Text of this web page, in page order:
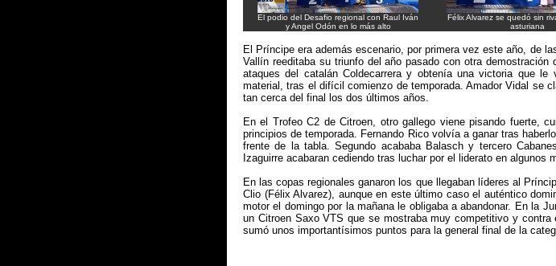
El podio del Desafio regional con Raul Iván
y Angel Odón en lo más alto
Félix Alvarez se quedó sin
asturiana
El Príncipe era además escenario, por primera vez este año, de
Vallín reeditaba su triunfo del año pasado con otra
ataques del catalán Coldecarrera y obtenía una victoria que
material, tras el difícil comienzo de temporada. Amador Vidal se
tan cerca del final los dos últimos años.
En el Trofeo C2 de Citroen, otro gallego viene pisando fuerte,
principios de temporada. Fernando Rico volvía a ganar tras
frente de la tabla. Segundo acababa Balasch y tercero
Izaguirre acabaran cediendo tras luchar por el liderato en algunos
En las copas regionales ganaron los que llegaban líderes al
Clio (Félix Alvarez), aunque en este último caso el auténtico
motor el domingo por la mañana le obligaba a abandonar. En la
un Citroen Saxo VTS que se mostraba muy competitivo y
sumó unos importantísimos puntos para la general final de la